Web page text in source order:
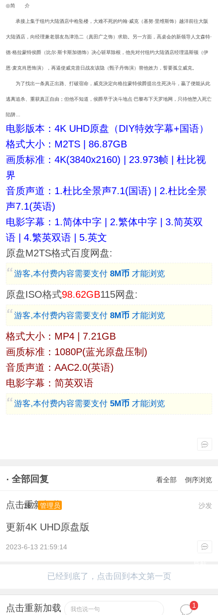
◎简 介
承接上集于纽约大陆酒店中枪坠楼，大难不死的约翰·威克（基努·里维斯饰）越洋前往大阪
大陆酒店，向经理兼老朋友岛津浩二（真田广之饰）求助。另一方面，高桌会的新领导人文森特·
德·格拉蒙特侯爵（比尔·斯卡斯加德饰）决心斩草除根，他先对付纽约大陆酒店经理温斯顿（伊
恩·麦克肖恩饰演），再逼使威克昔日战友该隐（甄子丹饰演）替他效力，誓要孤立威克。
为了找出一条真正出路、打破宿命，威克決定向格拉蒙特侯爵提出生死决斗，贏了便能从此
逃离追杀、重获真正自由；但他不知道，侯爵早于决斗地点·巴黎布下天罗地网，只待他堕入死亡
陷阱…
电影版本：4K UHD原盘（DIY特效字幕+国语）
格式大小：M2TS | 86.87GB
画质标准：4K(3840x2160) | 23.973帧 | 杜比视
界
音质声道：1.杜比全景声7.1(国语) | 2.杜比全景
声7.1(英语)
电影字幕：1.简体中字 | 2.繁体中字 | 3.简英双
语 | 4.繁英双语 | 5.英文
原盘M2TS格式百度网盘:
游客,本付费内容需要支付 8M币才能浏览
原盘ISO格式98.62GB115网盘:
游客,本付费内容需要支付 8M币才能浏览
格式大小：MP4 | 7.21GB
画质标准：1080P(蓝光原盘压制)
音质声道：AAC2.0(英语)
电影字幕：简英双语
游客,本付费内容需要支付 5M币 才能浏览
全部回复 看全部 倒序浏览
点击重新加载 沙发
167 管理员
更新4K UHD原盘版
2023-6-13 21:59:14
点击重新加载 我也说一句
1
已经到底了，点击回到本文第一页